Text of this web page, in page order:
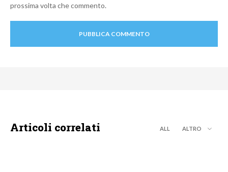
prossima volta che commento.
Articoli correlati ALL ALTRO